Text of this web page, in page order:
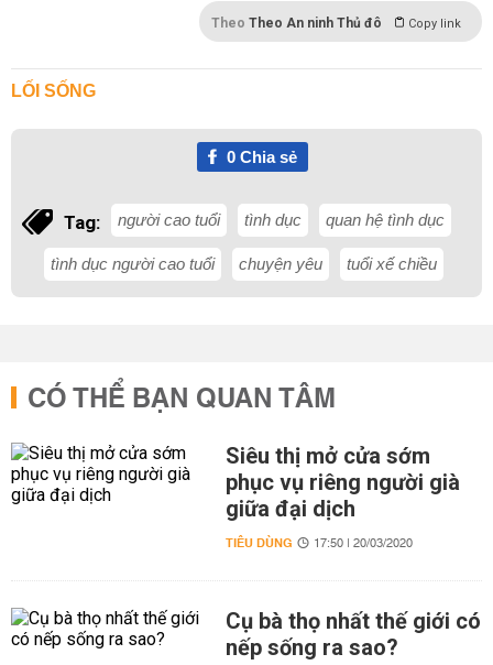
Theo Theo An ninh Thủ đô Copy link
LỐI SỐNG
0Chia sẻ
Tag: người cao tuổi tình dục quan hệ tình dục
tình dục người cao tuổi chuyện yêu tuổi xế chiều
CÓ THỂ BẠN QUAN TÂM
Siêu thị mở cửa sớm
phục vụ riêng người già
giữa đại dịch
TIÊU DÙNG 17:50 | 20/03/2020
Cụ bà thọ nhất thế giới có
nếp sống ra sao?